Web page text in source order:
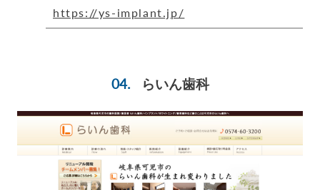
https://ys-implant.jp/
らいん歯科